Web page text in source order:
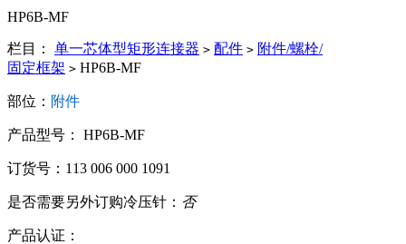
HP6B-MF
栏目： 单一芯体型矩形连接器 > 配件 > 附件/螺栓/
固定框架 > HP6B-MF
部位： 附件
产品型号： HP6B-MF
订货号：113 006 000 1091
是否需要另外订购冷压针： 否
产品认证：